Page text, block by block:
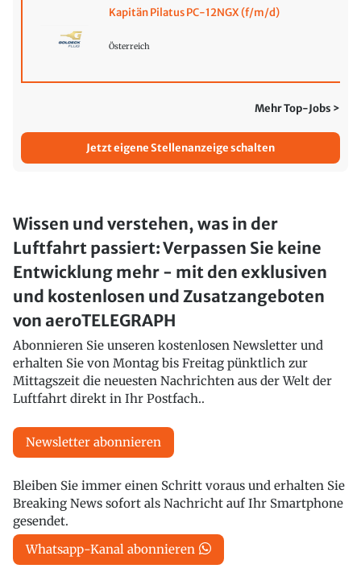
Kapitän Pilatus PC-12NGX (f/m/d)
Österreich
Mehr Top-Jobs >
Jetzt eigene Stellenanzeige schalten
Wissen und verstehen, was in der
Luftfahrt passiert: Verpassen Sie keine
Entwicklung mehr - mit den exklusiven
und kostenlosen und Zusatzangeboten
von aeroTELEGRAPH
Abonnieren Sie unseren kostenlosen Newsletter und
erhalten Sie von Montag bis Freitag pünktlich zur
Mittagszeit die neuesten Nachrichten aus der Welt der
Luftfahrt direkt in Ihr Postfach..
Newsletter abonnieren
Bleiben Sie immer einen Schritt voraus und erhalten Sie
Breaking News sofort als Nachricht auf Ihr Smartphone
gesendet.
Whatsapp-Kanal abonnieren